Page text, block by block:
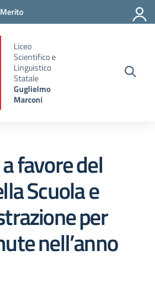
Liceo
Scientifico e
Linguistico
Statale
Guglielmo
Marconi
favore del
Scuola e
per
nell’anno